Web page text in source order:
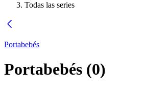
Todas las series
Portabebés
Portabebés (0)